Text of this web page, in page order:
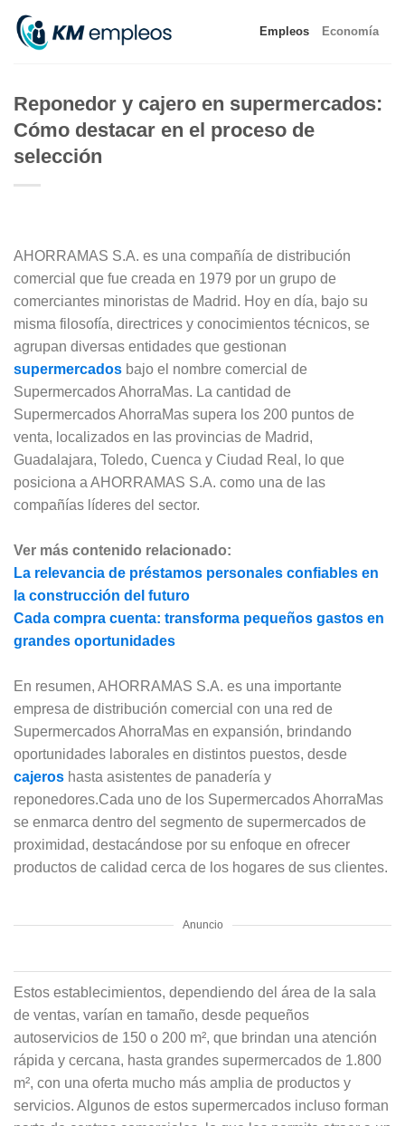
content
Empleos Economía
Reponedor y cajero en supermercados:
Cómo destacar en el proceso de
selección
AHORRAMAS S.A. es una compañía de distribución
comercial que fue creada en 1979 por un grupo de
comerciantes minoristas de Madrid. Hoy en día, bajo su
misma filosofía, directrices y conocimientos técnicos, se
agrupan diversas entidades que gestionan
supermercados bajo el nombre comercial de
Supermercados AhorraMas. La cantidad de
Supermercados AhorraMas supera los 200 puntos de
venta, localizados en las provincias de Madrid,
Guadalajara, Toledo, Cuenca y Ciudad Real, lo que
posiciona a AHORRAMAS S.A. como una de las
compañías líderes del sector.
Ver más contenido relacionado:
La relevancia de préstamos personales confiables en
la construcción del futuro
Cada compra cuenta: transforma pequeños gastos en
grandes oportunidades
En resumen, AHORRAMAS S.A. es una importante
empresa de distribución comercial con una red de
Supermercados AhorraMas en expansión, brindando
oportunidades laborales en distintos puestos, desde
cajeros hasta asistentes de panadería y
reponedores.Cada uno de los Supermercados AhorraMas
se enmarca dentro del segmento de supermercados de
proximidad, destacándose por su enfoque en ofrecer
productos de calidad cerca de los hogares de sus clientes.
Anuncio
Estos establecimientos, dependiendo del área de la sala
de ventas, varían en tamaño, desde pequeños
autoservicios de 150 o 200 m², que brindan una atención
rápida y cercana, hasta grandes supermercados de 1.800
m², con una oferta mucho más amplia de productos y
servicios. Algunos de estos supermercados incluso forman